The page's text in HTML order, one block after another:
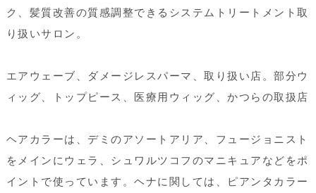
ク、髪質改善の質感調整できるシステムトリートメント取
り扱いサロン。
エアウェーブ、ダメージレスパーマ、取り扱い店。部分ウ
ィッグ、トップピース、医療用ウィッグ、かつらの取扱店
ヘアカラーは、デミのアソートアリア、フュージョニスト
をメインにウェラ、シュワルツコフのマニキュアなどをポ
イントで使っています。ヘナに関しては、ピアンタカラー